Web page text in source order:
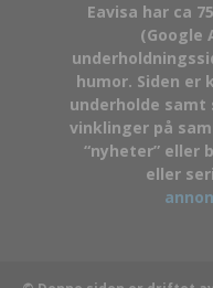
Eavisa har ca
(Google
humor. Siden er
underholde
vinklinger på
“nyheter” eller
eller